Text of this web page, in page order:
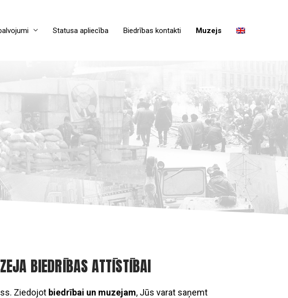
Statusa apliecība Biedrības kontakti Muzejs
BIEDRĪBAS ATTĪSTĪBAI
Ziedojot biedrībai un muzejam, Jūs varat saņemt